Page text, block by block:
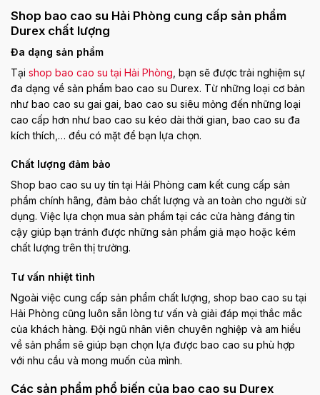
Shop bao cao su Hải Phòng cung cấp sản phẩm
Durex chất lượng
Đa dạng sản phẩm
Tại shop bao cao su tại Hải Phòng , bạn sẽ được trải nghiệm sự
đa dạng về sản phẩm bao cao su Durex. Từ những loại cơ bản
như bao cao su gai gai, bao cao su siêu mỏng đến những loại
cao cấp hơn như bao cao su kéo dài thời gian, bao cao su đa
kích thích,… đều có mặt để bạn lựa chọn.
Chất lượng đảm bảo
Shop bao cao su uy tín tại Hải Phòng cam kết cung cấp sản
phẩm chính hãng, đảm bảo chất lượng và an toàn cho người sử
dụng. Việc lựa chọn mua sản phẩm tại các cửa hàng đáng tin
cậy giúp bạn tránh được những sản phẩm giả mạo hoặc kém
chất lượng trên thị trường.
Tư vấn nhiệt tình
Ngoài việc cung cấp sản phẩm chất lượng, shop bao cao su tại
Hải Phòng cũng luôn sẵn lòng tư vấn và giải đáp mọi thắc mắc
của khách hàng. Đội ngũ nhân viên chuyên nghiệp và am hiểu
về sản phẩm sẽ giúp bạn chọn lựa được bao cao su phù hợp
với nhu cầu và mong muốn của mình.
Các sản phẩm phổ biến của bao cao su Durex